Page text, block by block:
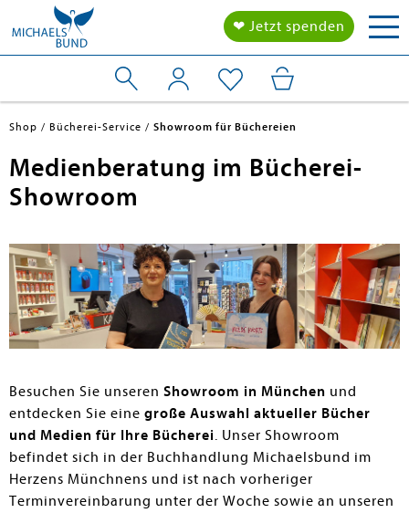
❤ Jetzt spenden
submenu
submenu
Shop Bücherei-Service Showroom für Büchereien
Medienberatung im Bücherei-
Showroom
Besuchen Sie unseren Showroom in München und
entdecken Sie eine große Auswahl aktueller Bücher
und Medien für Ihre Bücherei. Unser Showroom
befindet sich in der Buchhandlung Michaelsbund im
Herzens Münchnens und ist nach vorheriger
Terminvereinbarung unter der Woche sowie an unseren